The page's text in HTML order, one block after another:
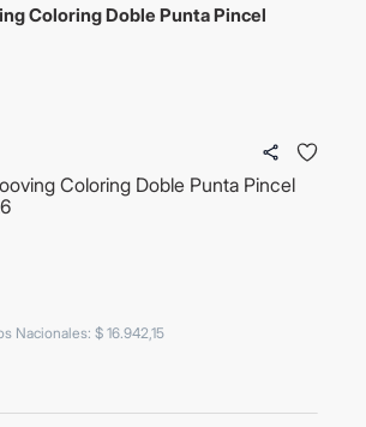
Coloring Doble Punta Pincel
Coloring Doble Punta Pincel
Nacionales: $ 16.942 15